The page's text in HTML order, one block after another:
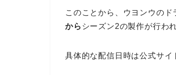
このことから、ウヨンウの
から シーズン2の製作が行わ
具体的な配信日時は公式サ